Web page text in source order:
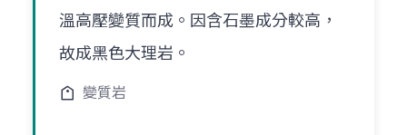
溫高壓變質而成。因含石墨成分較高，
故成黑色大理岩。
變質岩